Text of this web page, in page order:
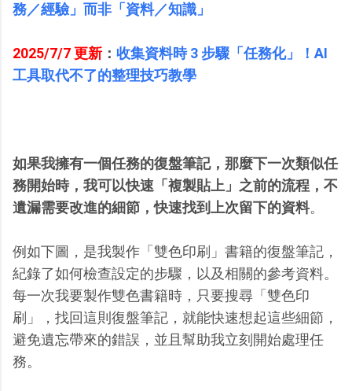
務／經驗」而非「資料／知識」
2025/7/7 更新 ： 收集資料時 3 步驟「任務化」！AI
工具取代不了的整理技巧教學
如果我擁有一個任務的復盤筆記，那麼下一次類似任
務開始時，我可以快速「複製貼上」之前的流程，不
遺漏需要改進的細節，快速找到上次留下的資料。
例如下圖，是我製作「雙色印刷」書籍的復盤筆記，
紀錄了如何檢查設定的步驟，以及相關的參考資料。
每一次我要製作雙色書籍時，只要搜尋「雙色印
刷」，找回這則復盤筆記，就能快速想起這些細節，
避免遺忘帶來的錯誤，並且幫助我立刻開始處理任
務。